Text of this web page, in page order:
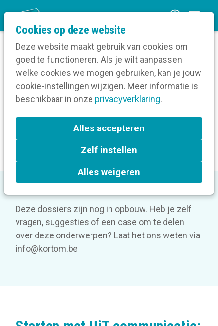
Cookies op deze website
Deze website maakt gebruik van cookies om
goed te functioneren. Als je wilt aanpassen
welke cookies we mogen gebruiken, kan je jouw
cookie-instellingen wijzigen. Meer informatie is
beschikbaar in onze privacyverklaring.
Alles accepteren
Zelf instellen
Alles weigeren
n
m
Home
Verruim je kennis
Wervende communicatie
Vrijetijdscommunicatie
Kennisdossier
vrijetijdscommunicatie
Deze dossiers zijn nog in opbouw. Heb je zelf
vragen, suggesties of een case om te delen
over deze onderwerpen? Laat het ons weten via
info@kortom.be